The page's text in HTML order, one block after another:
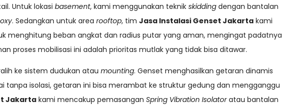
Untuk lokasi basement, kami menggunakan teknik skidding dengan bantalan
. Sedangkan untuk area rooftop, tim Jasa Instalasi Genset Jakarta kami
menghitung beban angkat dan radius putar yang aman, mengingat padatnya
proses mobilisasi ini adalah prioritas mutlak yang tidak bisa ditawar.
ke sistem dudukan atau mounting. Genset menghasilkan getaran dinamis
tanpa isolasi, getaran ini bisa merambat ke struktur gedung dan mengganggu
Jakarta kami mencakup pemasangan Spring Vibration Isolatoratau bantalan